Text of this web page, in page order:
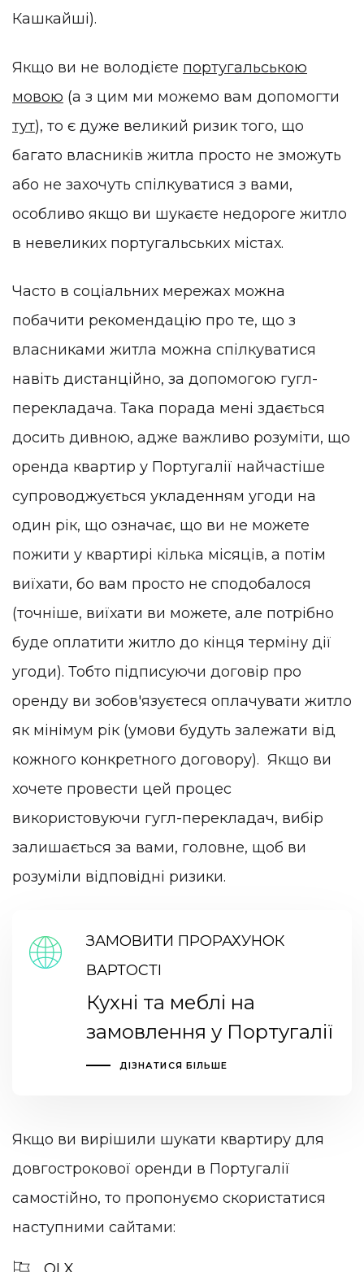
Кашкайші).
Якщо ви не володієте португальською
мовою (а з цим ми можемо вам допомогти
тут), то є дуже великий ризик того, що
багато власників житла просто не зможуть
або не захочуть спілкуватися з вами,
особливо якщо ви шукаєте недороге житло
в невеликих португальських містах.
Часто в соціальних мережах можна
побачити рекомендацію про те, що з
власниками житла можна спілкуватися
навіть дистанційно, за допомогою гугл-
перекладача. Така порада мені здається
досить дивною, адже важливо розуміти, що
оренда квартир у Португалії найчастіше
супроводжується укладенням угоди на
один рік, що означає, що ви не можете
пожити у квартирі кілька місяців, а потім
виїхати, бо вам просто не сподобалося
(точніше, виїхати ви можете, але потрібно
буде оплатити житло до кінця терміну дії
угоди). Тобто підписуючи договір про
оренду ви зобов'язуєтеся оплачувати житло
як мінімум рік (умови будуть залежати від
кожного конкретного договору). Якщо ви
хочете провести цей процес
використовуючи гугл-перекладач, вибір
залишається за вами, головне, щоб ви
розуміли відповідні ризики.
ЗАМОВИТИ ПРОРАХУНОК
ВАРТОСТІ
Кухні та меблі на
замовлення у Португалії
ДІЗНАТИСЯ БІЛЬШЕ
Якщо ви вирішили шукати квартиру для
довгострокової оренди в Португалії
самостійно, то пропонуємо скористатися
наступними сайтами: